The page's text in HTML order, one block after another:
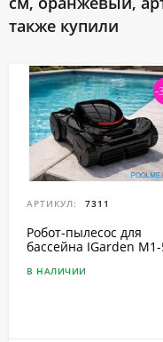
также купили
-
АРТИКУЛ: 7311
Робот-пылесоc для
бассейна IGarden
В НАЛИЧИИ